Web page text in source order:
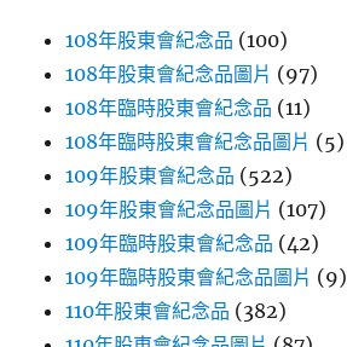
108年股東會紀念品 (100)
108年股東會紀念品圖片 (97)
108年臨時股東會紀念品 (11)
108年臨時股東會紀念品圖片 (5)
109年股東會紀念品 (522)
109年股東會紀念品圖片 (107)
109年臨時股東會紀念品 (42)
109年臨時股東會紀念品圖片 (9)
110年股東會紀念品 (382)